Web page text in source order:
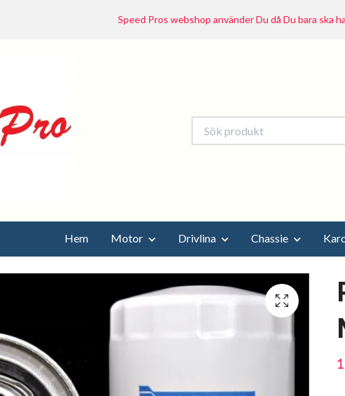
Speed Pros webshop använder Du då Du bara ska
Hem Motor Drivlina Chassie